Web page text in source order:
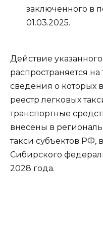
заключенного в
01.03.2025.
Действие
распространяется
сведения о которых
реестр легковых
транспортные
внесены в
такси субъектов РФ,
Сибирского
2028 года.